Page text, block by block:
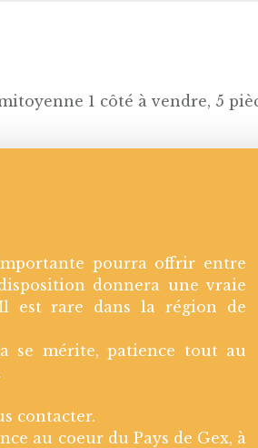
1 côté à vendre, 5
pourra offrir entre
donnera une vraie
est rare dans la région de
se mérite, patience tout au
contacter.
au coeur du Pays de Gex, à